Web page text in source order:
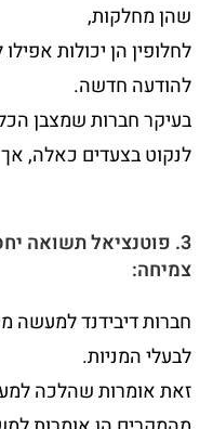
שהן מחלקות,
לחלופין הן יכולות
להודעה חדשה.
בעיקר חברות שמצבן
לנקוט בצעדים כאלה,
3. פוטנציאל תשואה
צמיחה:
חברות דיבידנד למעשה
לבעלי המניות.
זאת אומרות שהלכה